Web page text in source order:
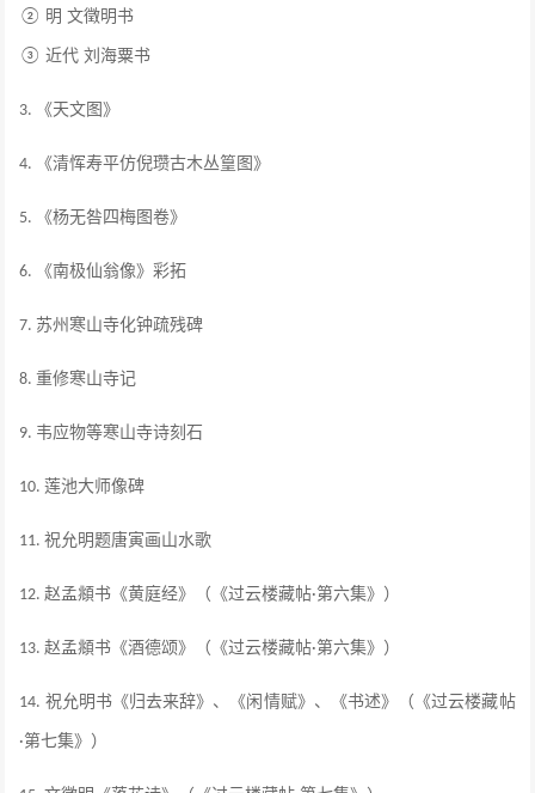
② 明 文徵明书
③近代 刘海粟书
3. 《天文图》
4. 《清恽寿平仿倪瓒古木丛篁图》
5. 《杨无咎四梅图卷》
6. 《南极仙翁像》彩拓
7. 苏州寒山寺化钟疏残碑
8.重修寒山寺记
9. 韦应物等寒山寺诗刻石
10.莲池大师像碑
11.祝允明题唐寅画山水歌
12.赵孟頫书《黄庭经》（《过云楼藏帖·第六集》）
13.赵孟頫书《酒德颂》（《过云楼藏帖·第六集》）
14. 祝允明书《归去来辞》、《闲情赋》、《书述》（《过云楼藏帖
·第七集》）